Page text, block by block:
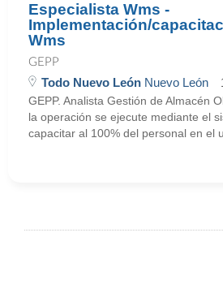
Especialista Wms -
Implementación/
Wms
GEPP
Todo Nuevo León Nuevo León
GEPP. Analista Gestión de Almacén
la operación se ejecute mediante el
capacitar al 100% del personal en el